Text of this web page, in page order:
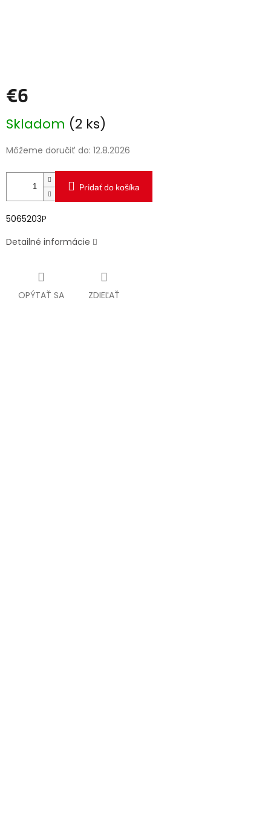
€6
cena:
Skladom (2 ks)
Môžeme doručiť do: 12.8.2026
Pridať do košíka
5065203P
Detailné informácie
OPÝTAŤ SA ZDIEĽAŤ